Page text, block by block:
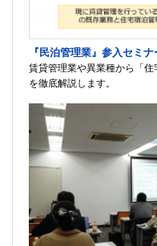
『民泊管理業』参入セミナ
賃貸管理業や異業種から「
を徹底解説します。